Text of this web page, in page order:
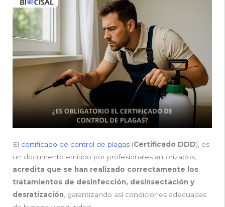
El certificado de control de plagas (Certificado DDD), es
un documento emitido por profesionales autorizados,
acredita que se han realizado correctamente los
tratamientos de desinfección, desinsectación y
desratización , garantizando así condiciones adecuadas